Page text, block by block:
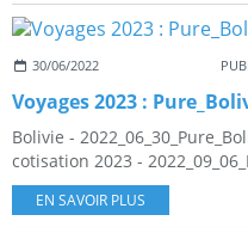
30/06/2022
Voyages 2023 :
Bolivie -
cotisation 2023 -
EN SAVOIR PLUS